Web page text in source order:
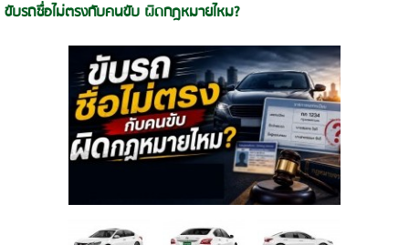
ขับรถชื่อไม่ตรงกับคนขับ ผิดกฎหมายไหม?